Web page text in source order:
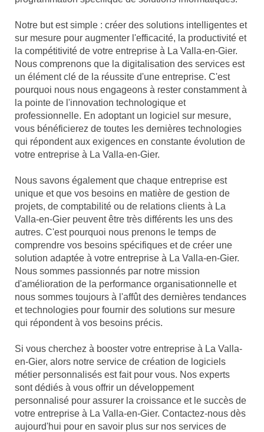
Notre but est simple : créer des solutions intelligentes et
sur mesure pour augmenter l'efficacité, la productivité et
la compétitivité de votre entreprise à La Valla-en-Gier.
Nous comprenons que la digitalisation des services est
un élément clé de la réussite d'une entreprise. C'est
pourquoi nous nous engageons à rester constamment à
la pointe de l'innovation technologique et
professionnelle. En adoptant un logiciel sur mesure,
vous bénéficierez de toutes les dernières technologies
qui répondent aux exigences en constante évolution de
votre entreprise à La Valla-en-Gier.
Nous savons également que chaque entreprise est
unique et que vos besoins en matière de gestion de
projets, de comptabilité ou de relations clients à La
Valla-en-Gier peuvent être très différents les uns des
autres. C'est pourquoi nous prenons le temps de
comprendre vos besoins spécifiques et de créer une
solution adaptée à votre entreprise à La Valla-en-Gier.
Nous sommes passionnés par notre mission
d'amélioration de la performance organisationnelle et
nous sommes toujours à l'affût des dernières tendances
et technologies pour fournir des solutions sur mesure
qui répondent à vos besoins précis.
Si vous cherchez à booster votre entreprise à La Valla-
en-Gier, alors notre service de création de logiciels
métier personnalisés est fait pour vous. Nos experts
sont dédiés à vous offrir un développement
personnalisé pour assurer la croissance et le succès de
votre entreprise à La Valla-en-Gier. Contactez-nous dès
aujourd'hui pour en savoir plus sur nos services de